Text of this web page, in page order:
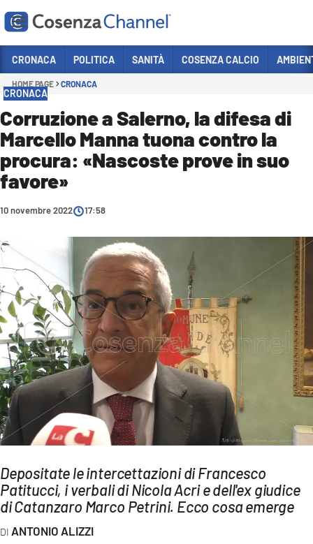
Sezioni
CRONACA
POLITICA
COSENZA CALCIO
ECONOMIA E LAVORO
ITALIA MONDO
SPORT
CULTURA
AMBIENTE
Streaming
LAC TV
LAC NETWORK
LAC ONAIR
Network
LACPLAY.IT
LACTV.IT
CRONACA POLITICA SANITÀ COSENZA CALCIO
HOME PAGE CRONACA
CRONACA
Corruzione a Salerno, la difesa di
Marcello Manna tuona contro la
procura: «Nascoste prove in suo
favore»
10 novembre 2022 17:58
Depositate le intercettazioni di Francesco
Patitucci, i verbali di Nicola Acri e dell'ex giudice
di Catanzaro Marco Petrini. Ecco cosa emerge
ANTONIO ALIZZI